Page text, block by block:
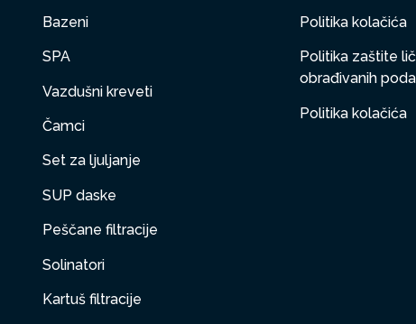
Bazeni
SPA
Vazdušni kreveti
Čamci
Set za ljuljanje
SUP daske
Peščane filtracije
Solinatori
Kartuš filtracije
Politika kolačića
Politika zaštite
obrađivanih
Politika kolačića